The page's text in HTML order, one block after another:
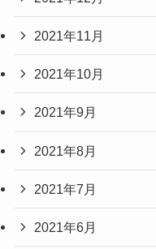
2021年11月
2021年10月
2021年9月
2021年8月
2021年7月
2021年6月